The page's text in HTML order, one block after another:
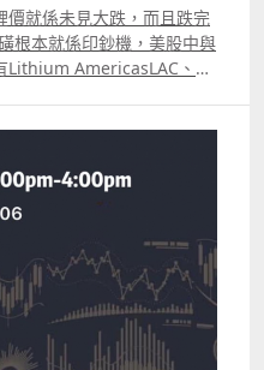
價就係未見大跌，而且跌完
根本就係印鈔機，美股中與
Lithium AmericasLAC、智